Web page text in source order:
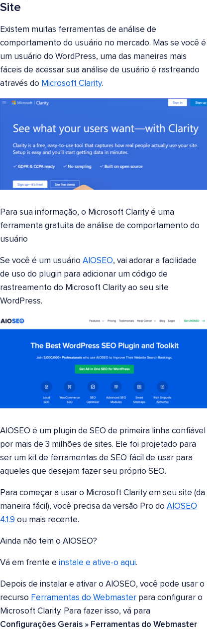
Site
Existem muitas ferramentas de análise de
comportamento do usuário no mercado. Mas se você é
um usuário do WordPress, uma das maneiras mais
fáceis de acessar sua análise de usuário é rastreando
através do Microsoft Clarity.
Para sua informação, o Microsoft Clarity é uma
ferramenta gratuita de análise de comportamento do
usuário
Se você é um usuário AIOSEO, vai adorar a facilidade
de uso do plugin para adicionar um código de
rastreamento do Microsoft Clarity ao seu site
WordPress.
AIOSEO é um plugin de SEO de primeira linha confiável
por mais de 3 milhões de sites. Ele foi projetado para
ser um kit de ferramentas de SEO fácil de usar para
aqueles que desejam fazer seu próprio SEO.
Para começar a usar o Microsoft Clarity em seu site (da
maneira fácil), você precisa da versão Pro do AIOSEO
4.1.9 ou mais recente.
Ainda não tem o AIOSEO?
Vá em frente e instale e ative-o aqui.
Depois de instalar e ativar o AIOSEO, você pode usar o
recurso Ferramentas do Webmaster para configurar o
Microsoft Clarity. Para fazer isso, vá para
Configurações Gerais » Ferramentas do Webmaster